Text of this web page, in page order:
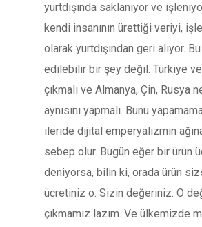
yurtdışında saklanıyor ve
kendi insanının ürettiği veriyi,
olarak yurtdışından geri alıyor. Bu
edilebilir bir şey değil. Türkiye
çıkmalı ve Almanya, Çin, Rusya
aynısını yapmalı. Bunu
ileride dijital emperyalizmin
sebep olur. Bugün eğer bir ürün
deniyorsa, bilin ki, orada ürün
ücretiniz o. Sizin değeriniz. O
çıkmamız lazım. Ve ülkemizde